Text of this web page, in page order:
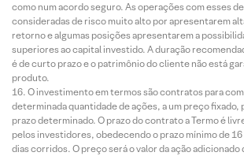
como num acordo seguro. As operações com esses
consideradas de risco muito alto por apresentarem
retorno e algumas posições apresentarem a
superiores ao capital investido. A duração
é de curto prazo e o patrimônio do cliente não está
produto.
O investimento em termos são contratos para
determinada quantidade de ações, a um preço fixado,
prazo determinado. O prazo do contrato a Termo é
pelos investidores, obedecendo o prazo mínimo de 16
dias corridos. O preço será o valor da ação adicionado